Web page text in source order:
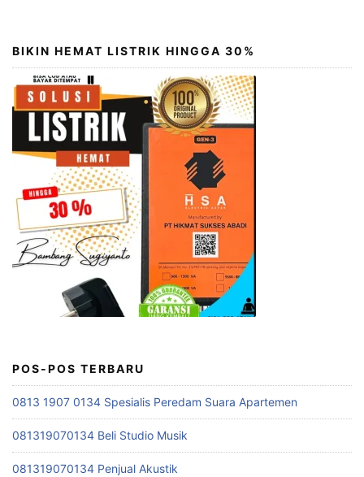
BIKIN HEMAT LISTRIK HINGGA 30%
POS-POS TERBARU
0813 1907 0134 Spesialis Peredam Suara Apartemen
081319070134 Beli Studio Musik
081319070134 Penjual Akustik